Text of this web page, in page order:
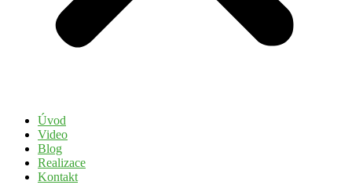
Úvod
Video
Blog
Realizace
Kontakt